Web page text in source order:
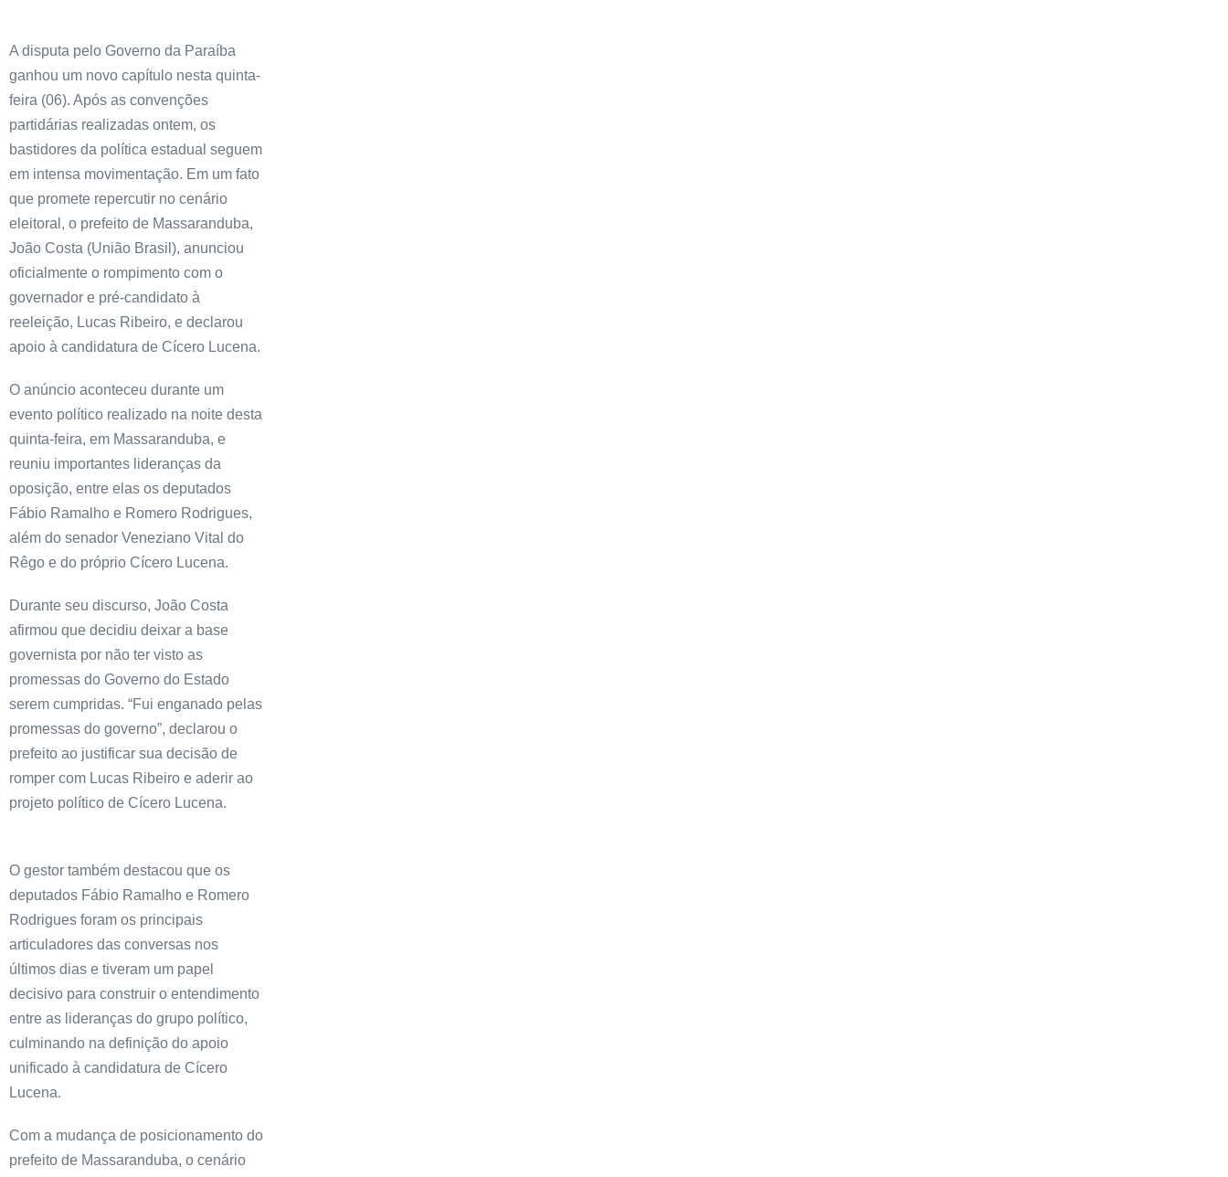
A disputa pelo Governo da Paraíba
ganhou um novo capítulo nesta quinta-
feira (06). Após as convenções
partidárias realizadas ontem, os
bastidores da política estadual seguem
em intensa movimentação. Em um fato
que promete repercutir no cenário
eleitoral, o prefeito de Massaranduba,
João Costa (União Brasil), anunciou
oficialmente o rompimento com o
governador e pré-candidato à
reeleição, Lucas Ribeiro, e declarou
apoio à candidatura de Cícero Lucena.
O anúncio aconteceu durante um
evento político realizado na noite desta
quinta-feira, em Massaranduba, e
reuniu importantes lideranças da
oposição, entre elas os deputados
Fábio Ramalho e Romero Rodrigues,
além do senador Veneziano Vital do
Rêgo e do próprio Cícero Lucena.
Durante seu discurso, João Costa
afirmou que decidiu deixar a base
governista por não ter visto as
promessas do Governo do Estado
serem cumpridas. “Fui enganado pelas
promessas do governo”, declarou o
prefeito ao justificar sua decisão de
romper com Lucas Ribeiro e aderir ao
projeto político de Cícero Lucena.
O gestor também destacou que os
deputados Fábio Ramalho e Romero
Rodrigues foram os principais
articuladores das conversas nos
últimos dias e tiveram um papel
decisivo para construir o entendimento
entre as lideranças do grupo político,
culminando na definição do apoio
unificado à candidatura de Cícero
Lucena.
Com a mudança de posicionamento do
prefeito de Massaranduba, o cenário